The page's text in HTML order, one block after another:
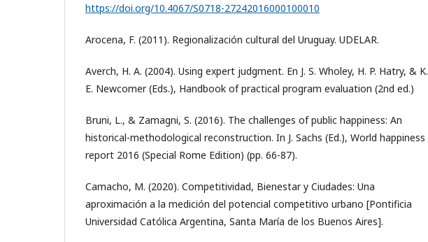
https://doi.org/10.4067/S0718-27242016000100010
Arocena, F. (2011). Regionalización cultural del Uruguay. UDELAR.
Averch, H. A. (2004). Using expert judgment. En J. S. Wholey, H. P. Hatry, & K.
E. Newcomer (Eds.), Handbook of practical program evaluation (2nd ed.)
Bruni, L., & Zamagni, S. (2016). The challenges of public happiness: An
historical-methodological reconstruction. In J. Sachs (Ed.), World happiness
report 2016 (Special Rome Edition) (pp. 66-87).
Camacho, M. (2020). Competitividad, Bienestar y Ciudades: Una
aproximación a la medición del potencial competitivo urbano [Pontificia
Universidad Católica Argentina, Santa María de los Buenos Aires].